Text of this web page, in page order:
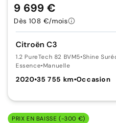
Citroën C3
1.2 PureTech 82 BVM5•Shine
Essence•Manuelle
2020•35 755 km•Occasion
9 699 €
Dès 108 €/mois
PRIX EN BAISSE (-300 €)